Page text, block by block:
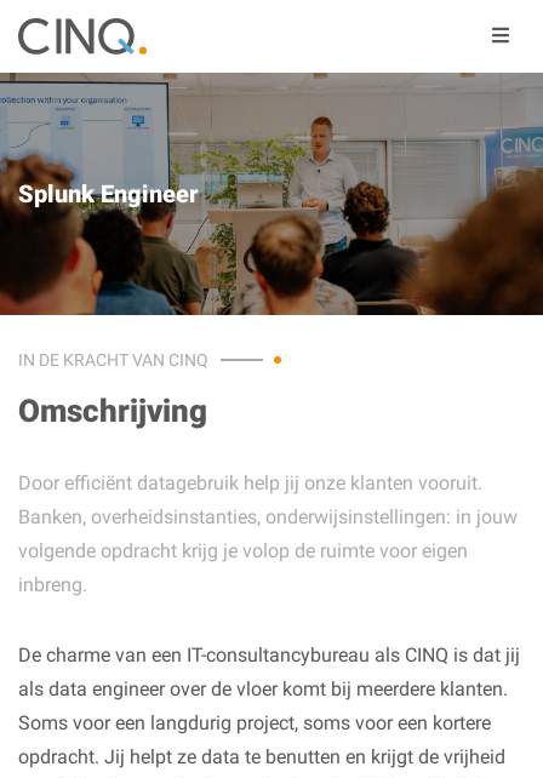
Splunk Engineer
IN DE KRACHT VAN CINQ
Omschrijving
Door efficiënt datagebruik help jij onze klanten vooruit.
Banken, overheidsinstanties, onderwijsinstellingen: in jouw
volgende opdracht krijg je volop de ruimte voor eigen
inbreng.
De charme van een IT-consultancybureau als CINQ is dat jij
als data engineer over de vloer komt bij meerdere klanten.
Soms voor een langdurig project, soms voor een kortere
opdracht. Jij helpt ze data te benutten en krijgt de vrijheid